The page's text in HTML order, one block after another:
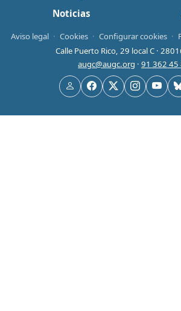
Noticias
Aviso legal · Cookies · Configurar cookies ·
Calle Puerto Rico, 29 local C ·
augc@augc.org · 91 362 45
UsuarioFacebook
X